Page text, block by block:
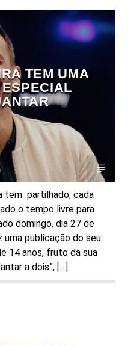
TEM UMA
tem partilhado, cada
o tempo livre para
domingo, dia 27 de
publicação do seu
14 anos, fruto da sua
a dois”, […]